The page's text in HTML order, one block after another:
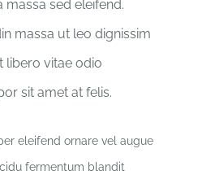
massa sed eleifend.
massa ut leo dignissim
libero vitae odio
sit amet at felis.
eleifend ornare vel augue
fermentum blandit